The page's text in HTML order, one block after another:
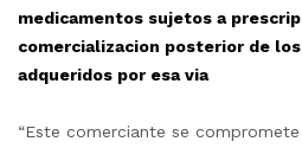
medicamentos sujetos a
comercializacion posterior de
adqueridos por esa via
“Este comerciante se